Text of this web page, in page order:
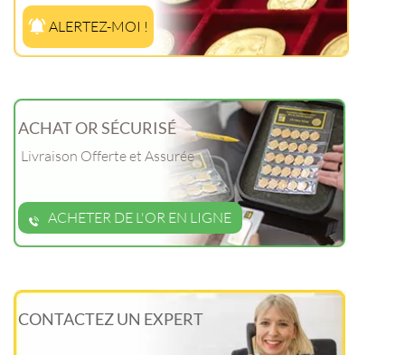
ALERTEZ-MOI !
ACHAT OR SÉCURISÉ
Livraison Offerte et Assurée
ACHETER DE L'OR EN LIGNE
CONTACTEZ UN EXPERT